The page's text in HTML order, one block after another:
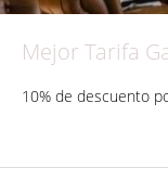
Mejor Tarifa
10% de descuento